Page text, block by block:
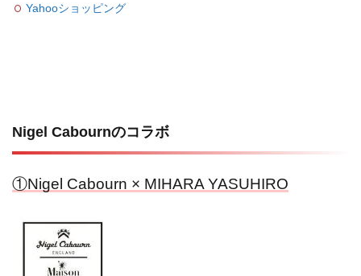
Yahooショッピング
Nigel Cabournのコラボ
①Nigel Cabourn × MIHARA YASUHIRO